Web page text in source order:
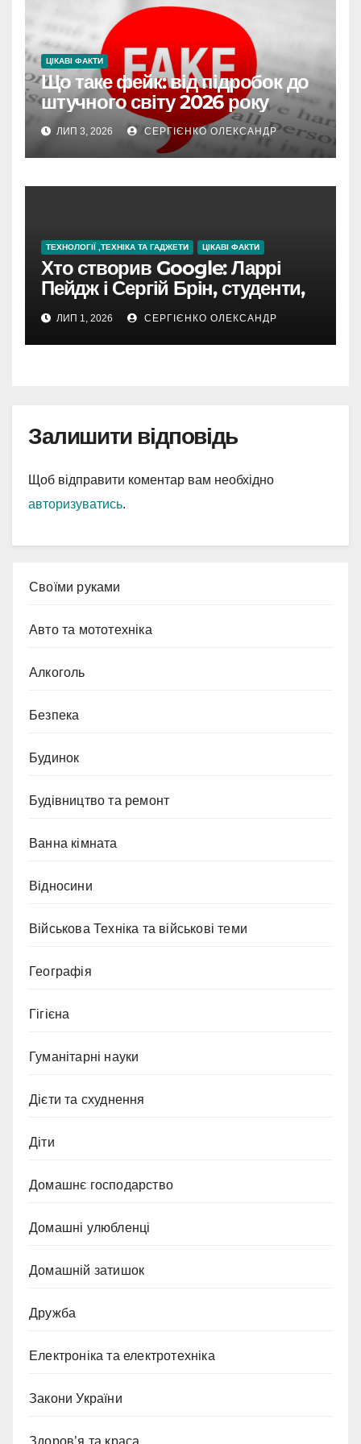
ЦІКАВІ ФАКТИ
Що таке фейк: від підробок до
штучного світу 2026 року
ЛИП 3, 2026 СЕРГІЄНКО ОЛЕКСАНДР
ТЕХНОЛОГІЇ ,ТЕХНІКА ТА ГАДЖЕТИ ЦІКАВІ ФАКТИ
Хто створив Google: Ларрі
Пейдж і Сергій Брін, студенти,
чия ідея підкорила інтернет
ЛИП 1, 2026 СЕРГІЄНКО ОЛЕКСАНДР
Залишити відповідь
Щоб відправити коментар вам необхідно
авторизуватись.
Cвоїми руками
Авто та мототехніка
Алкоголь
Безпека
Будинок
Будівництво та ремонт
Ванна кімната
Відносини
Військова Техніка та військові теми
Географія
Гігієна
Гуманітарні науки
Дієти та схуднення
Діти
Домашнє господарство
Домашні улюбленці
Домашній затишок
Дружба
Електроніка та електротехніка
Закони України
Здоров’я та краса